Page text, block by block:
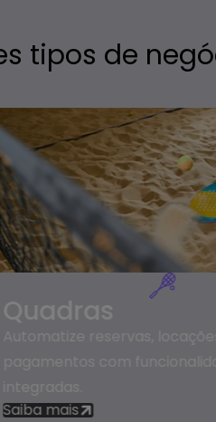
tipos de
Quadras
Automatize reservas,
pagamentos com
integradas​.
Saiba mais